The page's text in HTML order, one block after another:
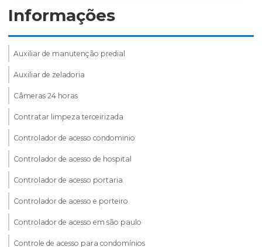
Informações
Auxiliar de manutenção predial
Auxiliar de zeladoria
Câmeras 24 horas
Contratar limpeza terceirizada
Controlador de acesso condominio
Controlador de acesso de hospital
Controlador de acesso portaria
Controlador de acesso e porteiro
Controlador de acesso em são paulo
Controle de acesso para condomínios